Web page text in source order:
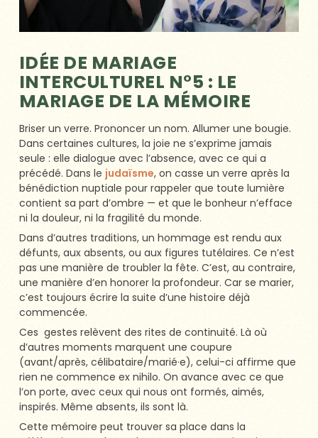
IDÉE DE MARIAGE
INTERCULTUREL N°5 : LE
MARIAGE DE LA MÉMOIRE
Briser un verre. Prononcer un nom. Allumer une bougie.
Dans certaines cultures, la joie ne s’exprime jamais
seule : elle dialogue avec l’absence, avec ce qui a
précédé. Dans le judaïsme, on casse un verre après la
bénédiction nuptiale pour rappeler que toute lumière
contient sa part d’ombre — et que le bonheur n’efface
ni la douleur, ni la fragilité du monde.
Dans d’autres traditions, un hommage est rendu aux
défunts, aux absents, ou aux figures tutélaires. Ce n’est
pas une manière de troubler la fête. C’est, au contraire,
une manière d’en honorer la profondeur. Car se marier,
c’est toujours écrire la suite d’une histoire déjà
commencée.
Ces gestes relèvent des rites de continuité. Là où
d’autres moments marquent une coupure
(avant/après, célibataire/marié·e), celui-ci affirme que
rien ne commence ex nihilo. On avance avec ce que
l’on porte, avec ceux qui nous ont formés, aimés,
inspirés. Même absents, ils sont là.
Cette mémoire peut trouver sa place dans la